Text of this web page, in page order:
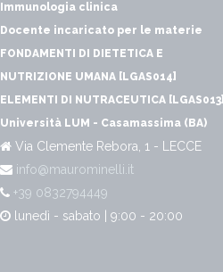
Immunologia clinica
Docente incaricato per le materie
FONDAMENTI DI DIETETICA E
NUTRIZIONE UMANA [LGAS014]
ELEMENTI DI NUTRACEUTICA [LGAS013]
Università LUM - Casamassima (BA)
Via Clemente Rebora, 1 - LECCE
info@maurominelli.it
+39 0832794449
lunedì - sabato | 9:00 - 20:00